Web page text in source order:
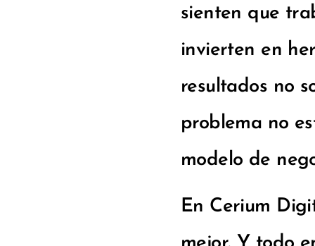
sienten que
invierten en
resultados no
problema no
modelo de
En Cerium